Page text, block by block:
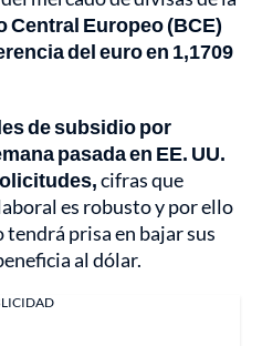
Central Europeo (BCE)
del euro en 1,1709
de subsidio por
pasada en EE. UU.
cifras que
es robusto y por ello
tendrá prisa en bajar sus
al dólar.